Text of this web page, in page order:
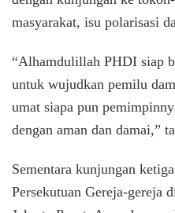
masyarakat, isu polarisasi
“Alhamdulillah PHDI siap
untuk wujudkan pemilu
umat siapa pun
dengan aman dan damai,”
Sementara kunjungan
Persekutuan Gereja-gereja